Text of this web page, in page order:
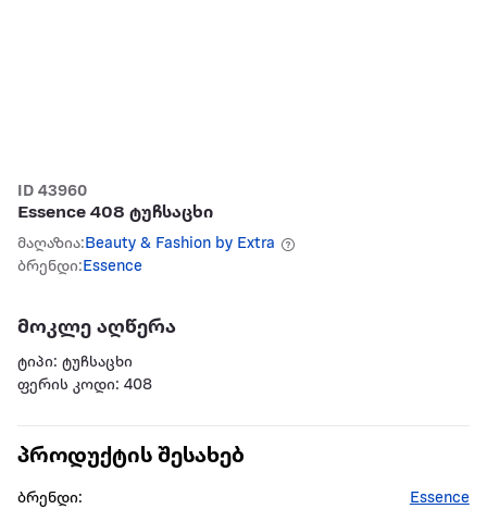
ID 43960
Essence 408 ტუჩსაცხი
მაღაზია:Beauty & Fashion by Extra
ბრენდი:Essence
მოკლე აღწერა
ტიპი: ტუჩსაცხი
ფერის კოდი: 408
პროდუქტის შესახებ
ბრენდი:
Essence